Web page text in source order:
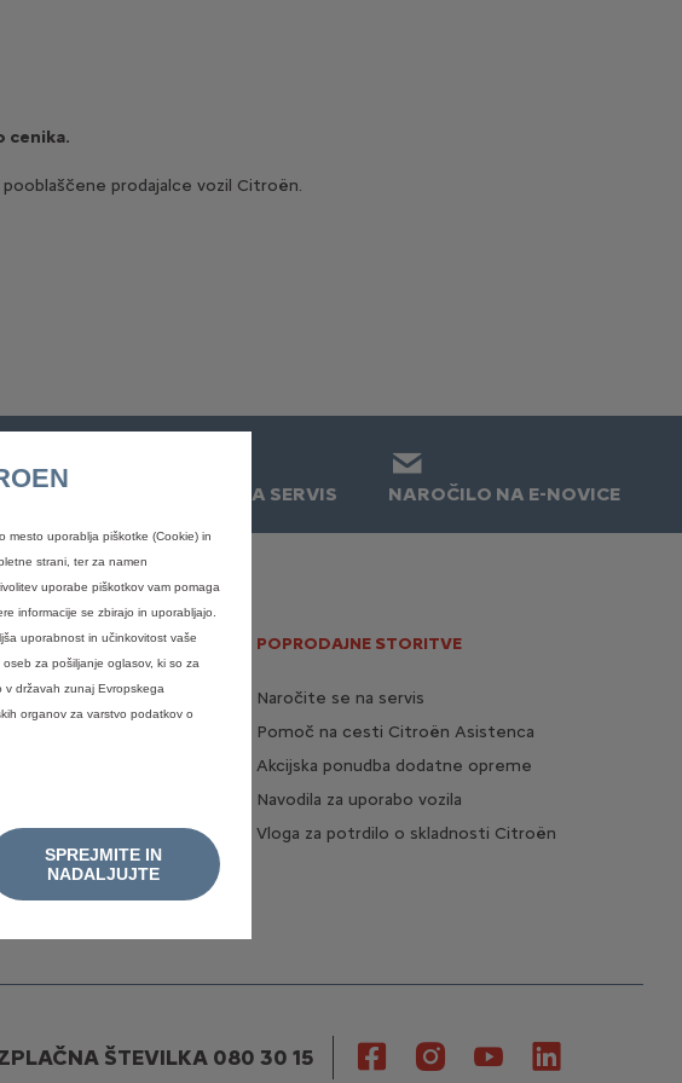
cenika.
prodajalce vozil Citroën.
NAROČILO NA SERVIS
NAROČILO NA E-NOVICE
servis
Store
POPRODAJNE STORITVE
Naročite se na servis
Pomoč na cesti Citroën Asistenca
Akcijska ponudba dodatne opreme
Navodila za uporabo vozila
Vloga za potrdilo o skladnosti Citroën
ŠTEVILKA 080 30 15
mesto uporablja piškotke (Cookie) in
strani, ter za namen
uporabe piškotkov vam pomaga
informacije se zbirajo in uporabljajo.
uporabnost in učinkovitost vaše
za pošiljanje oglasov, ki so za
državah zunaj Evropskega
organov za varstvo podatkov o
SPREJMITE IN
NADALJUJTE